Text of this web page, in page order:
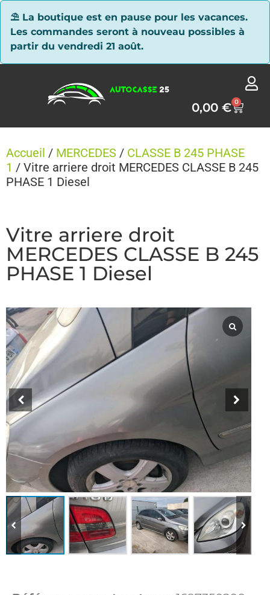
⛱ La boutique est en pause pour les vacances.
Les commandes seront à nouveau possibles à
partir du vendredi 21 août.
0,00€ 0
Accueil / MERCEDES / CLASSE B 245 PHASE
1 / Vitre arriere droit MERCEDES CLASSE B 245
PHASE 1 Diesel
Vitre arriere droit
MERCEDES CLASSE B 245
PHASE 1 Diesel
Panneau de gestion des cookies